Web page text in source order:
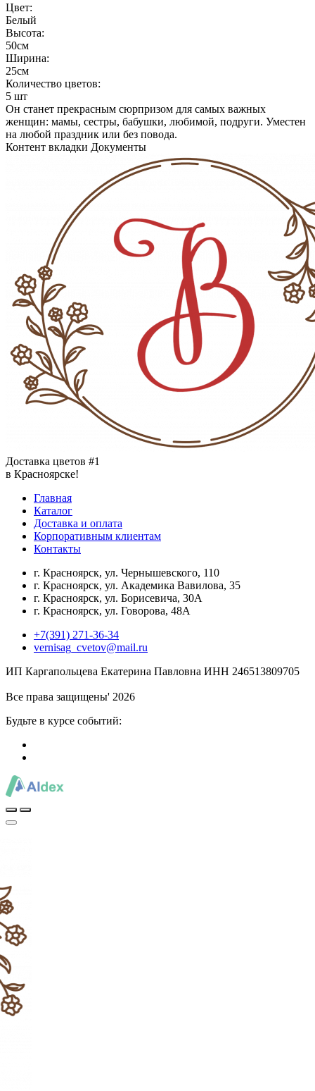
Цвет:
Белый
Высота:
50см
Ширина:
25см
Количество цветов:
5 шт
Он станет прекрасным сюрпризом для самых важных
женщин: мамы, сестры, бабушки, любимой, подруги. Уместен
на любой праздник или без повода.
Контент вкладки Документы
Доставка цветов #1
в Красноярске!
Главная
Каталог
Доставка и оплата
Корпоративным клиентам
Контакты
г. Красноярск, ул. Чернышевского, 110
г. Красноярск, ул. Академика Вавилова, 35
г. Красноярск, ул. Борисевича, 30А
г. Красноярск, ул. Говорова, 48А
+7(391) 271-36-34
vernisag_cvetov@mail.ru
ИП Каргапольцева Екатерина Павловна ИНН 246513809705
Все права защищены' 2026
Будьте в курсе событий: